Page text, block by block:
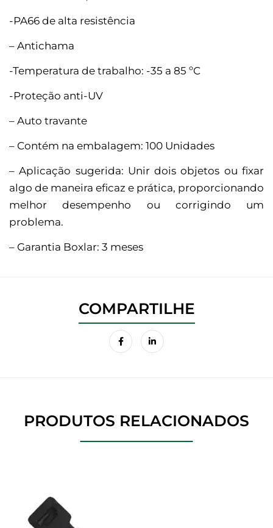
-PA66 de alta resistência
– Antichama
-Temperatura de trabalho: -35 a 85 ºC
-Proteção anti-UV
– Auto travante
– Contém na embalagem: 100 Unidades
– Aplicação sugerida: Unir dois objetos ou fixar
algo de maneira eficaz e prática, proporcionando
melhor desempenho ou corrigindo um
problema.
– Garantia Boxlar: 3 meses
PRODUTOS RELACIONADOS